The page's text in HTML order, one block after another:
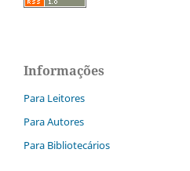
Informações
Para Leitores
Para Autores
Para Bibliotecários